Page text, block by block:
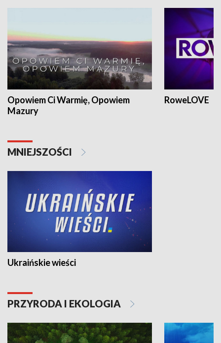
Opowiem Ci Warmię, Opowiem
Mazury
RoweLOVE
MNIEJSZOŚCI
Ukraińskie wieści
PRZYRODA I EKOLOGIA